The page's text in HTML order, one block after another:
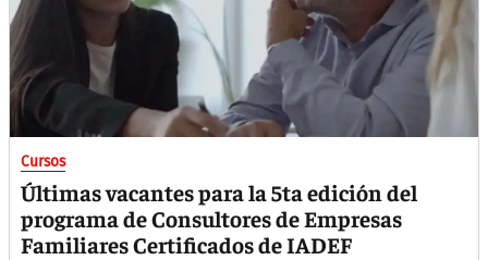
Cursos
Últimas vacantes para la 5ta edición del
programa de Consultores de Empresas
Familiares Certificados de IADEF